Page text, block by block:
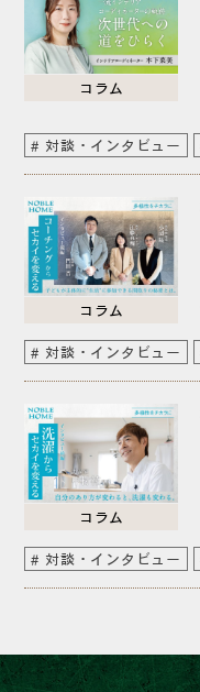
コラム
対談・インタビュー
コラム
対談・インタビュー
コラム
対談・インタビュー